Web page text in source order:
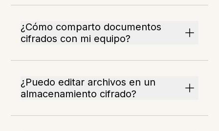
¿Cómo comparto documentos
cifrados con mi equipo?
¿Puedo editar archivos en un
almacenamiento cifrado?